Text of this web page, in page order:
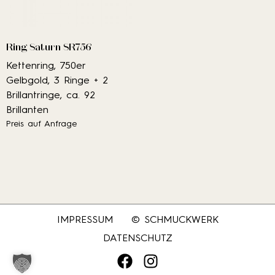
Ring Saturn SR756
Kettenring, 750er
Gelbgold, 3 Ringe + 2
Brillantringe, ca. 92
Brillanten
Preis auf Anfrage
IMPRESSUM
© SCHMUCKWERK
DATENSCHUTZ